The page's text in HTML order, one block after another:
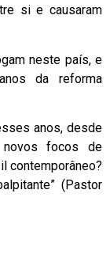
si e causaram
neste país, e
da reforma
anos, desde
focos de
contemporâneo?
(Pastor